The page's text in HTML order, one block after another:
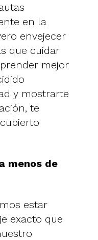
en la
envejecer
que cuidar
mejor
y mostrarte
te
menos de
estar
exacto que